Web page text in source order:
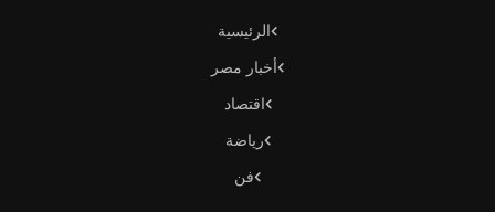
الرئيسية
أخبار مصر
اقتصاد
رياضة
فن